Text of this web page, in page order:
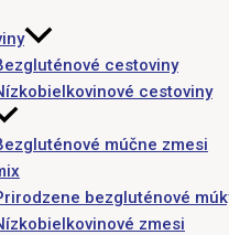
cestoviny
cestoviny
múčne zmesi
bezgluténové
zmesi